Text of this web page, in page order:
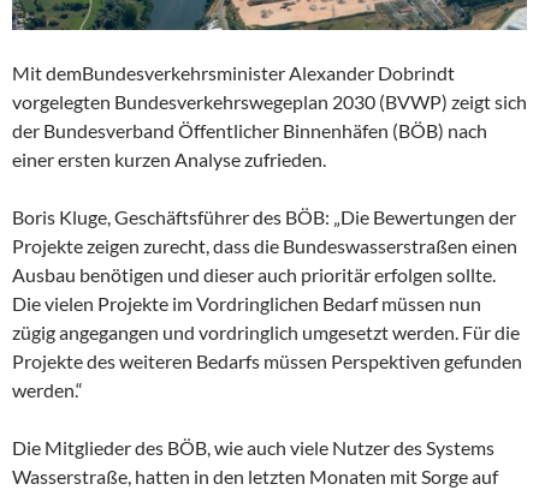
Mit demBundesverkehrsminister Alexander Dobrindt
vorgelegten Bundesverkehrswegeplan 2030 (BVWP) zeigt sich
der Bundesverband Öffentlicher Binnenhäfen (BÖB) nach
einer ersten kurzen Analyse zufrieden.
Boris Kluge, Geschäftsführer des BÖB: „Die Bewertungen der
Projekte zeigen zurecht, dass die Bundeswasserstraßen einen
Ausbau benötigen und dieser auch prioritär erfolgen sollte.
Die vielen Projekte im Vordringlichen Bedarf müssen nun
zügig angegangen und vordringlich umgesetzt werden. Für die
Projekte des weiteren Bedarfs müssen Perspektiven gefunden
werden.“
Die Mitglieder des BÖB, wie auch viele Nutzer des Systems
Wasserstraße, hatten in den letzten Monaten mit Sorge auf